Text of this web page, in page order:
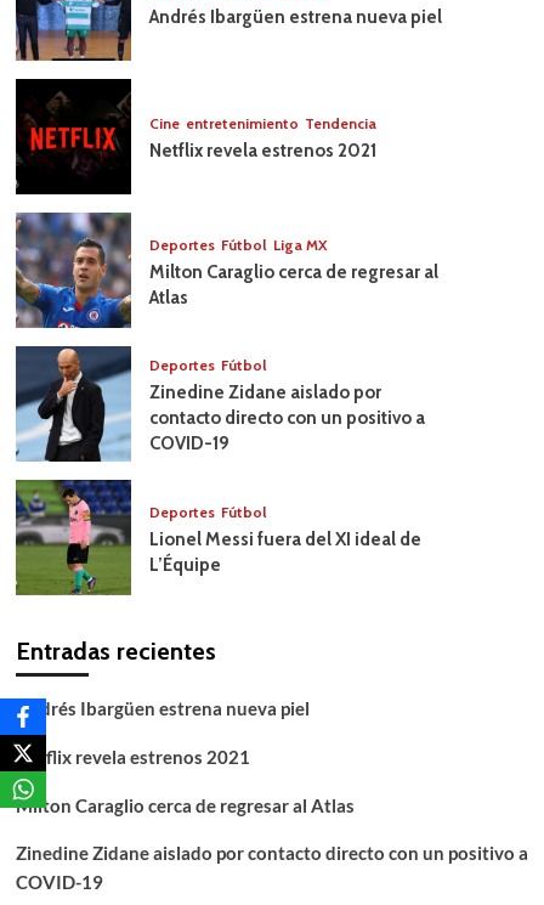
Andrés Ibargüen estrena nueva piel
Cine entretenimiento Tendencia
Netflix revela estrenos 2021
Deportes Fútbol Liga MX
Milton Caraglio cerca de regresar al
Atlas
Deportes Fútbol
Zinedine Zidane aislado por
contacto directo con un positivo a
COVID-19
Deportes Fútbol
Lionel Messi fuera del XI ideal de
L’Équipe
Entradas recientes
Andrés Ibargüen estrena nueva piel
Netflix revela estrenos 2021
Milton Caraglio cerca de regresar al Atlas
Zinedine Zidane aislado por contacto directo con un positivo a
COVID-19